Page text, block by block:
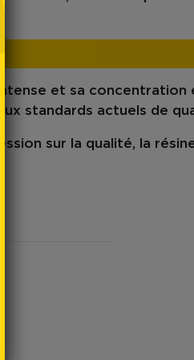
et sa concentration
standards actuels de
sur la qualité, la